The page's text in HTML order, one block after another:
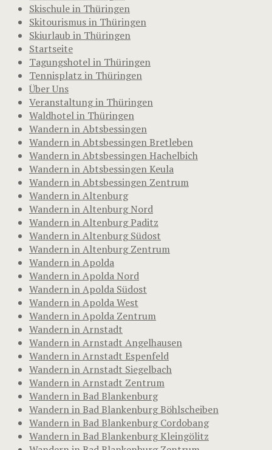
Skischule in Thüringen
Skitourismus in Thüringen
Skiurlaub in Thüringen
Startseite
Tagungshotel in Thüringen
Tennisplatz in Thüringen
Über Uns
Veranstaltung in Thüringen
Waldhotel in Thüringen
Wandern in Abtsbessingen
Wandern in Abtsbessingen Bretleben
Wandern in Abtsbessingen Hachelbich
Wandern in Abtsbessingen Keula
Wandern in Abtsbessingen Zentrum
Wandern in Altenburg
Wandern in Altenburg Nord
Wandern in Altenburg Paditz
Wandern in Altenburg Südost
Wandern in Altenburg Zentrum
Wandern in Apolda
Wandern in Apolda Nord
Wandern in Apolda Südost
Wandern in Apolda West
Wandern in Apolda Zentrum
Wandern in Arnstadt
Wandern in Arnstadt Angelhausen
Wandern in Arnstadt Espenfeld
Wandern in Arnstadt Siegelbach
Wandern in Arnstadt Zentrum
Wandern in Bad Blankenburg
Wandern in Bad Blankenburg Böhlscheiben
Wandern in Bad Blankenburg Cordobang
Wandern in Bad Blankenburg Kleingölitz